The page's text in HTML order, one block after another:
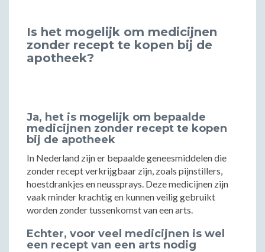
Is het mogelijk om medicijnen
zonder recept te kopen bij de
apotheek?
Ja, het is mogelijk om bepaalde
medicijnen zonder recept te kopen
bij de apotheek
In Nederland zijn er bepaalde geneesmiddelen die
zonder recept verkrijgbaar zijn, zoals pijnstillers,
hoestdrankjes en neussprays. Deze medicijnen zijn
vaak minder krachtig en kunnen veilig gebruikt
worden zonder tussenkomst van een arts.
Echter, voor veel medicijnen is wel
een recept van een arts nodig